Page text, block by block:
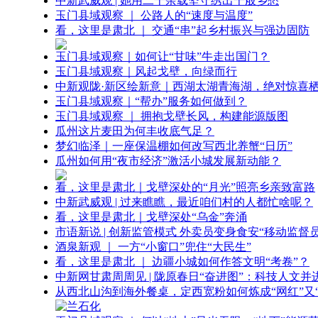
玉门县域观察 ｜ 公路人的“速度与温度”
看，这里是肃北 ｜ 交通“串”起乡村振兴与强边固防
玉门县域观察｜如何让“甘味”牛走出国门？
玉门县域观察｜风起戈壁，向绿而行
中新观陇·新区绘新意｜西湖太湖青海湖，绝对惊喜
玉门县域观察｜“帮办”服务如何做到？
玉门县域观察 ｜ 拥抱戈壁长风，构建能源版图
瓜州这片麦田为何丰收底气足？
梦幻临泽｜一座保温棚如何改写西北养蟹“日历”
瓜州如何用“夜市经济”激活小城发展新动能？
看，这里是肃北｜戈壁深处的“月光”照亮乡亲致富路
中新武威观 | 过来瞧瞧，最近咱们村的人都忙啥呢？
看，这里是肃北｜戈壁深处“乌金”奔涌
市语新说 | 创新监管模式 外卖员变身食安“移动监督
酒泉新观 ｜ 一方“小窗口”兜住“大民生”
看，这里是肃北 ｜ 边疆小城如何作答文明“考卷”？
中新网甘肃周周见 | 陇原春日“奋进图”：科技人文并
从西北山沟到海外餐桌，定西宽粉如何炼成“网红”又